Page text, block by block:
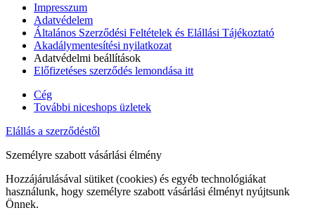
Impresszum
Adatvédelem
Általános Szerződési Feltételek és Elállási Tájékoztató
Akadálymentesítési nyilatkozat
Adatvédelmi beállítások
Előfizetéses szerződés lemondása itt
Cég
További niceshops üzletek
Elállás a szerződéstől
Személyre szabott vásárlási élmény
Hozzájárulásával sütiket (cookies) és egyéb technológiákat
használunk, hogy személyre szabott vásárlási élményt nyújtsunk
Önnek.